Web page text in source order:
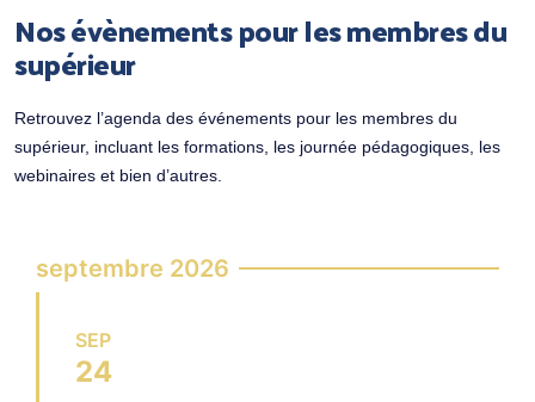
Nos évènements pour les membres du
supérieur
Retrouvez l’agenda des événements pour les membres du
supérieur, incluant les formations, les journée pédagogiques, les
webinaires et bien d’autres.
septembre 2026
SEP
24